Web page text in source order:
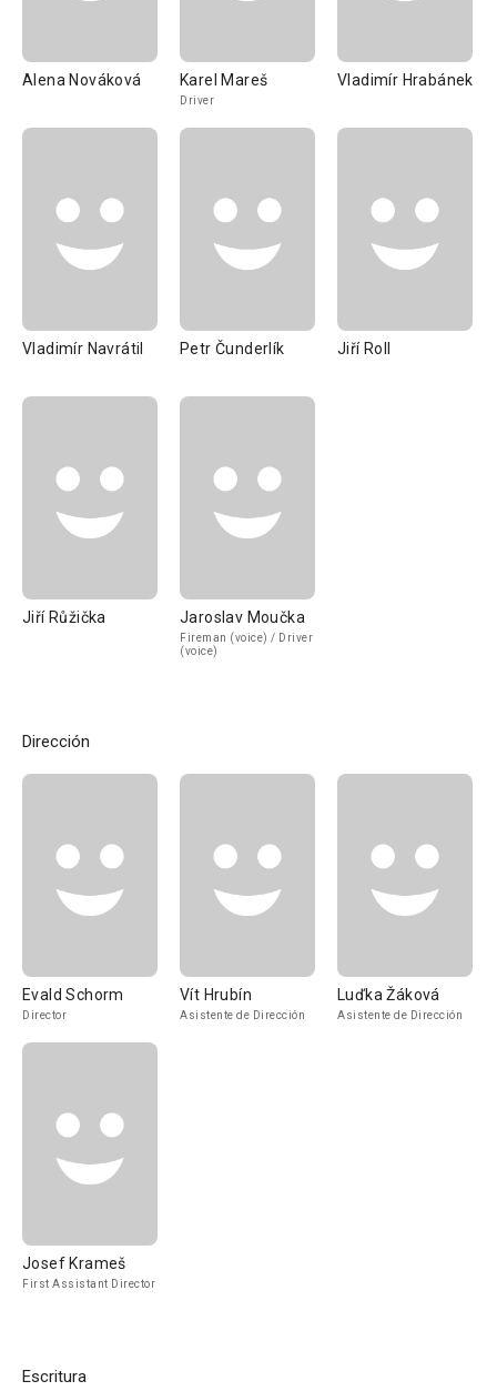
Alena Nováková Karel Mareš
Driver
Vladimír Hrabánek
Vladimír Navrátil Petr Čunderlík Jiří Roll
Jiří Růžička Jaroslav Moučka
Fireman (voice) / Driver
(voice)
Dirección
Evald Schorm
Director
Vít Hrubín
Asistente de Dirección
Luďka Žáková
Asistente de Dirección
Josef Krameš
First Assistant Director
Escritura